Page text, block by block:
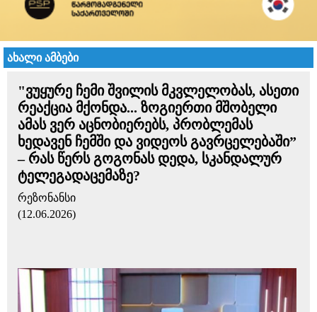
ახალი ამბები
"ვუყურე ჩემი შვილის მკვლელობას, ასეთი
რეაქცია მქონდა... ზოგიერთი მშობელი
ამას ვერ აცნობიერებს, პრობლემას
ხედავენ ჩემში და ვიდეოს გავრცელებაში”
– რას წერს გოგონას დედა, სკანდალურ
ტელეგადაცემაზე?
რეზონანსი
(12.06.2026)